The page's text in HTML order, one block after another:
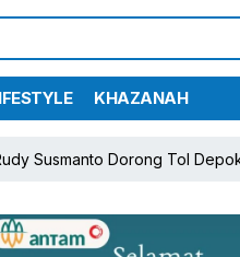
KHAZANAH
Dorong Tol Depok–Antasari